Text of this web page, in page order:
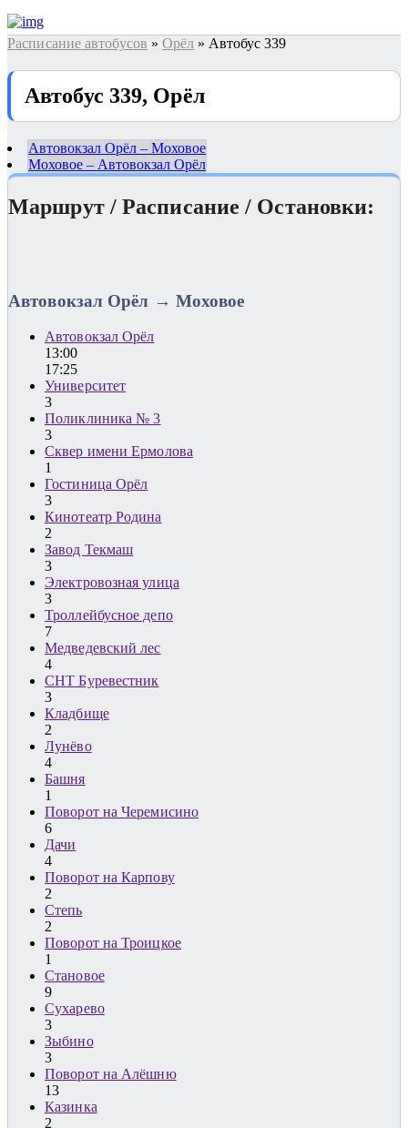
Расписание автобусов » Орёл » Автобус 339
Автобус 339, Орёл
Автовокзал Орёл – Моховое
Моховое – Автовокзал Орёл
Маршрут / Расписание / Остановки:
Автовокзал Орёл → Моховое
Автовокзал Орёл
13:00
17:25
Университет
3
Поликлиника № 3
3
Сквер имени Ермолова
1
Гостиница Орёл
3
Кинотеатр Родина
2
Завод Текмаш
3
Электровозная улица
3
Троллейбусное депо
7
Медведевский лес
4
СНТ Буревестник
3
Кладбище
2
Лунёво
4
Башня
1
Поворот на Черемисино
6
Дачи
4
Поворот на Карпову
2
Степь
2
Поворот на Троицкое
1
Становое
9
Сухарево
3
Зыбино
3
Поворот на Алёшню
13
Казинка
2